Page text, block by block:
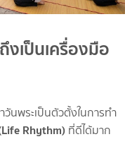
งเป็นเครื่องมือ
นพระเป็นตัวตั้งในการทำ
Rhythm) ที่ดีได้มาก